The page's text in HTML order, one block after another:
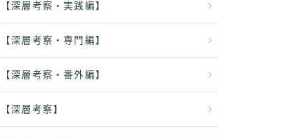
【深層考察・実践編】
【深層考察・専門編】
【深層考察・番外編】
【深層考察】